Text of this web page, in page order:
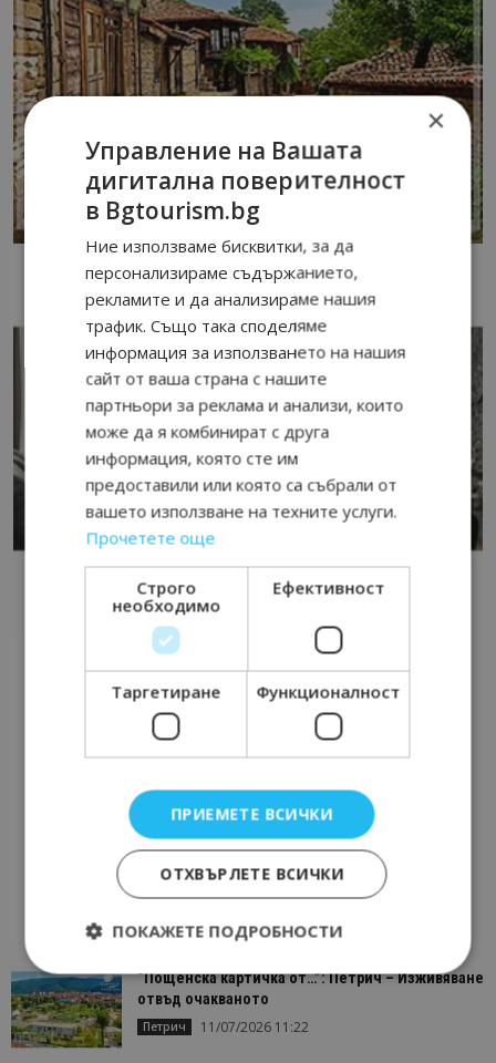
“Пощенска картичка от…”: Петрич – Изживяване
отвъд очакваното
Петрич 11/07/2026 11:22
×
Управление на Вашата
дигитална поверителност
в Bgtourism.bg
Ние използваме бисквитки, за да
персонализираме съдържанието,
рекламите и да анализираме нашия
трафик. Също така споделяме
информация за използването на нашия
сайт от ваша страна с нашите
партньори за реклама и анализи, които
може да я комбинират с друга
информация, която сте им
предоставили или която са събрали от
вашето използване на техните услуги.
Прочетете още
Строго
необходимо
Ефективност
Таргетиране Функционалност
ПРИЕМЕТЕ ВСИЧКИ
ОТХВЪРЛЕТЕ ВСИЧКИ
ПОКАЖЕТЕ ПОДРОБНОСТИ
Строго необходимо
Ефективност